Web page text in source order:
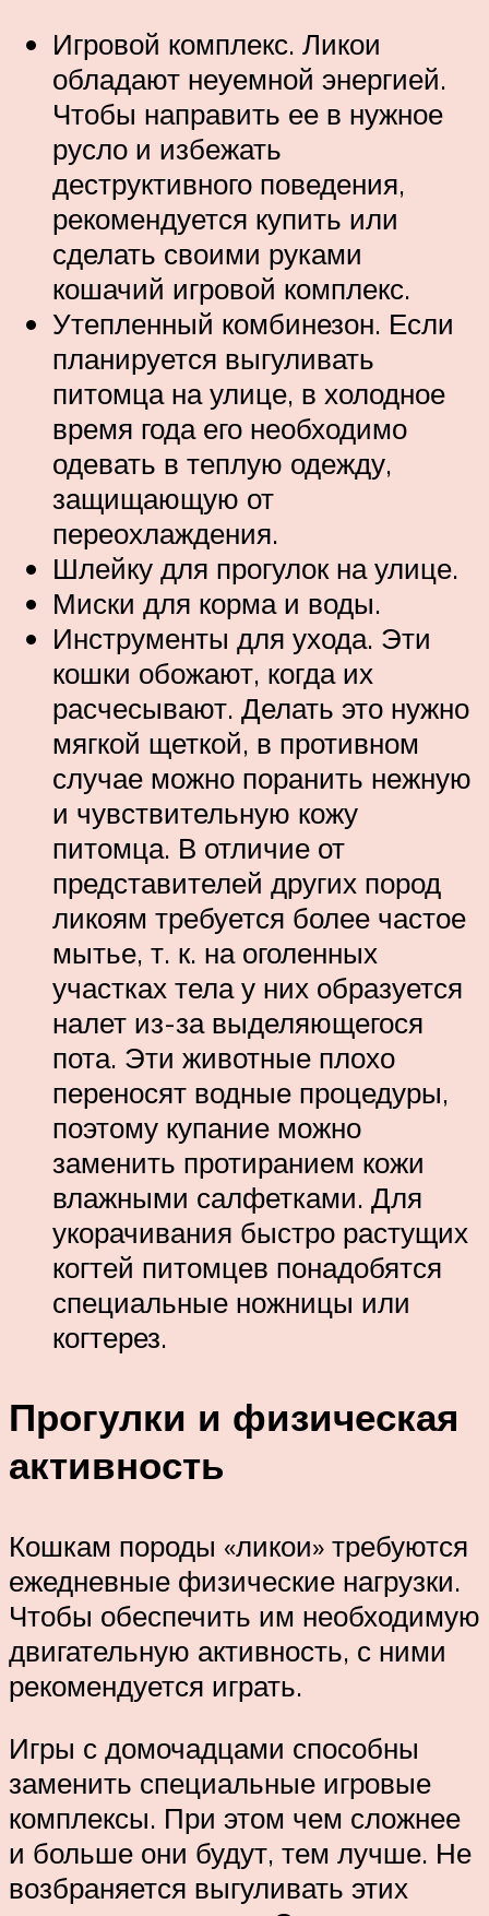
Игровой комплекс. Ликои
обладают неуемной энергией.
Чтобы направить ее в нужное
русло и избежать
деструктивного поведения,
рекомендуется купить или
сделать своими руками
кошачий игровой комплекс.
Утепленный комбинезон. Если
планируется выгуливать
питомца на улице, в холодное
время года его необходимо
одевать в теплую одежду,
защищающую от
переохлаждения.
Шлейку для прогулок на улице.
Миски для корма и воды.
Инструменты для ухода. Эти
кошки обожают, когда их
расчесывают. Делать это нужно
мягкой щеткой, в противном
случае можно поранить нежную
и чувствительную кожу
питомца. В отличие от
представителей других пород
ликоям требуется более частое
мытье, т. к. на оголенных
участках тела у них образуется
налет из-за выделяющегося
пота. Эти животные плохо
переносят водные процедуры,
поэтому купание можно
заменить протиранием кожи
влажными салфетками. Для
укорачивания быстро растущих
когтей питомцев понадобятся
специальные ножницы или
когтерез.
Прогулки и физическая
активность
Кошкам породы «ликои» требуются
ежедневные физические нагрузки.
Чтобы обеспечить им необходимую
двигательную активность, с ними
рекомендуется играть.
Игры с домочадцами способны
заменить специальные игровые
комплексы. При этом чем сложнее
и больше они будут, тем лучше. Не
возбраняется выгуливать этих